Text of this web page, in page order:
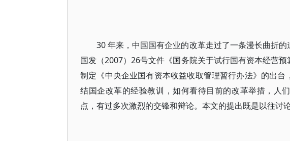
30 年来，中国国有企业的改革走过了一条漫长曲折的
国发（2007）26号文件《国务院关于试行国有资本经营
制定《中央企业国有资本收益收取管理暂行办法》的出
结国企改革的经验教训，如何看待目前的改革举措，人
点，有过多次激烈的交锋和辩论。本文的提出既是以往讨